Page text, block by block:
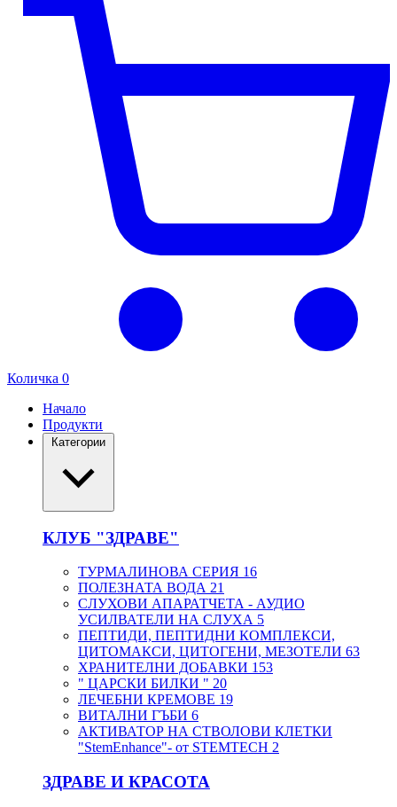
Количка 0
Начало
Продукти
Категории
КЛУБ "ЗДРАВЕ"
ТУРМАЛИНОВА СЕРИЯ 16
ПОЛЕЗНАТА ВОДА 21
СЛУХОВИ АПАРАТЧЕТА - АУДИО
УСИЛВАТЕЛИ НА СЛУХА 5
ПЕПТИДИ, ПЕПТИДНИ КОМПЛЕКСИ,
ЦИТОМАКСИ, ЦИТОГЕНИ, МЕЗОТЕЛИ 63
ХРАНИТЕЛНИ ДОБАВКИ 153
" ЦАРСКИ БИЛКИ " 20
ЛЕЧЕБНИ КРЕМОВЕ 19
ВИТАЛНИ ГЪБИ 6
АКТИВАТОР НА СТВОЛОВИ КЛЕТКИ
"StemEnhance"- от STEMTECH 2
ЗДРАВЕ И КРАСОТА